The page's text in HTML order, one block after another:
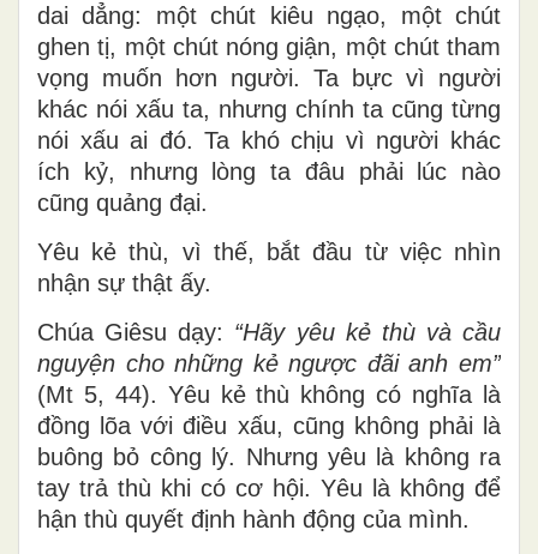
dai dẳng: một chút kiêu ngạo, một chút
ghen tị, một chút nóng giận, một chút tham
vọng muốn hơn người. Ta bực vì người
khác nói xấu ta, nhưng chính ta cũng từng
nói xấu ai đó. Ta khó chịu vì người khác
ích kỷ, nhưng lòng ta đâu phải lúc nào
cũng quảng đại.
Yêu kẻ thù, vì thế, bắt đầu từ việc nhìn
nhận sự thật ấy.
Chúa Giêsu dạy: “Hãy yêu kẻ thù và cầu
nguyện cho những kẻ ngược đãi anh em”
(Mt 5, 44). Yêu kẻ thù không có nghĩa là
đồng lõa với điều xấu, cũng không phải là
buông bỏ công lý. Nhưng yêu là không ra
tay trả thù khi có cơ hội. Yêu là không để
hận thù quyết định hành động của mình.